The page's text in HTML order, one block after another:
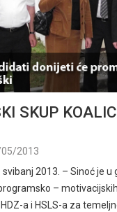
SKUP
2013
svibanj 2013. – Sinoć je
–
a i HSLS-a za